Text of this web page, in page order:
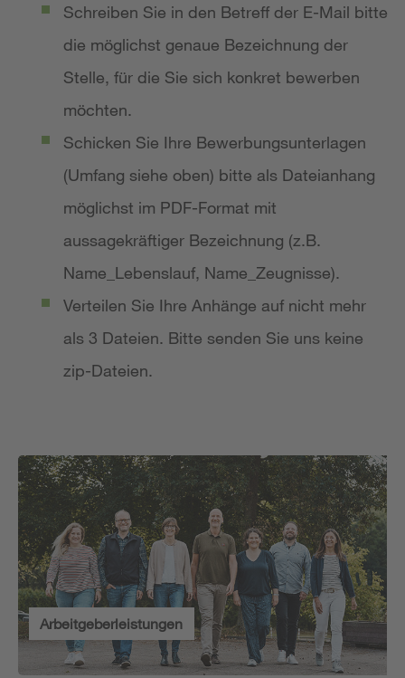
Schreiben Sie in den Betreff der E-Mail bitte
die möglichst genaue Bezeichnung der
Stelle, für die Sie sich konkret bewerben
möchten.
Schicken Sie Ihre Bewerbungsunterlagen
(Umfang siehe oben) bitte als Dateianhang
möglichst im PDF-Format mit
aussagekräftiger Bezeichnung (z.B.
Name_Lebenslauf, Name_Zeugnisse).
Verteilen Sie Ihre Anhänge auf nicht mehr
als 3 Dateien. Bitte senden Sie uns keine
zip-Dateien.
Arbeitgeberleistungen